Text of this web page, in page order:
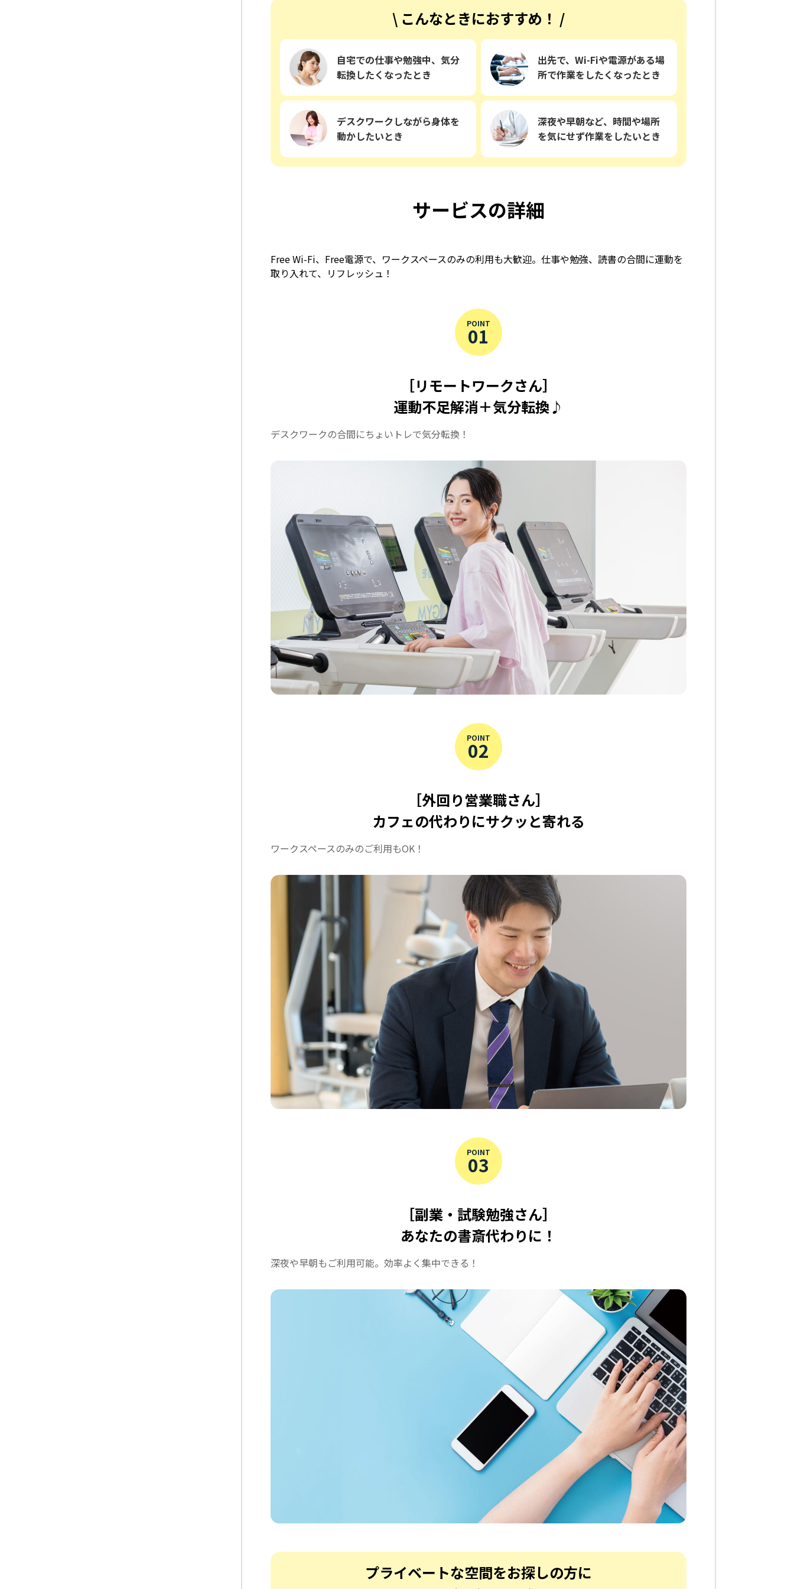
\ こんなときにおすすめ！ /
自宅での仕事や勉強中、気分
転換したくなったとき
出先で、Wi-Fiや電源がある場
所で作業をしたくなったとき
デスクワークしながら身体を
動かしたいとき
深夜や早朝など、時間や場所
を気にせず作業をしたいとき
サービスの詳細
Free Wi-Fi、Free電源で、ワークスペースのみの利用も大歓迎。仕事や勉強、読書の合間に運動を
取り入れて、リフレッシュ！
POINT
01
［リモートワークさん］
運動不足解消＋気分転換♪
デスクワークの合間にちょいトレで気分転換！
POINT
02
［外回り営業職さん］
カフェの代わりにサクッと寄れる
ワークスペースのみのご利用もOK！
POINT
03
［副業・試験勉強さん］
あなたの書斎代わりに！​
深夜や早朝もご利用可能。効率よく集中できる！
プライベートな空間をお探しの方に